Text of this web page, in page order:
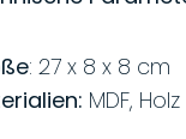
: 27 x 8 x 8 cm
MDF, Holz